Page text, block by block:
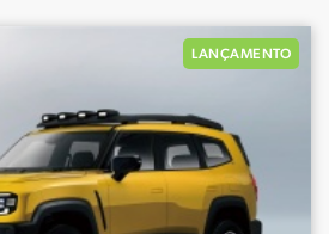
LANÇAMENTO